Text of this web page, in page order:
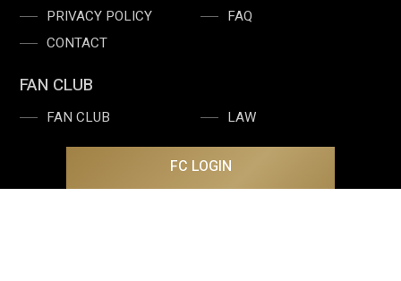
PRIVACY POLICY
FAQ
CONTACT
FAN CLUB
FAN CLUB LAW
FC LOGIN